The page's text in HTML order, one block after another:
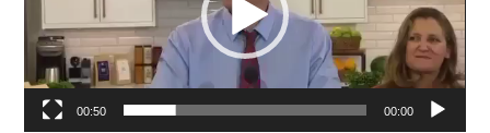
00:00
00:50